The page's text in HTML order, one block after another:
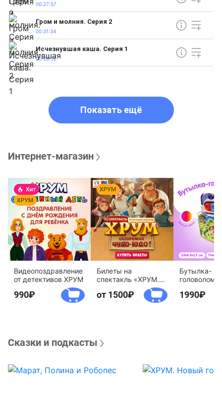
00:27:57
Гром и молния. Серия 2
00:31:34
Исчезнувшая каша. Серия 1
00:28:32
Показать ещё
Интернет-магазин
Видеопоздравление
от детективов ХРУМ
990
Билеты на
спектакль «ХРУМ.
Осторожно, Чудо-
Юдо!»
от 1500
Бутылка-
агентство
1990
Сказки и подкасты